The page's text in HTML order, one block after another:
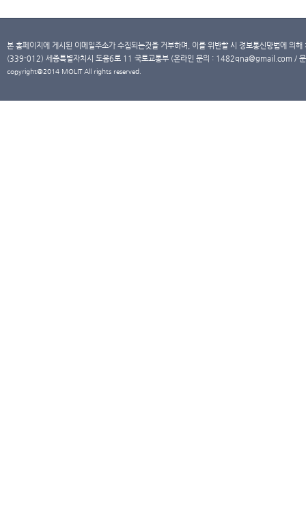
본 홈페이지에 게시된 이메일주소가 수집되는것을 거부하며, 이를 위반할 시 정보통신망법에 의
(339-012) 세종특별자치시 도움6로 11 국토교통부 (온라인 문의 : 1482qna@gmail.com /
copyright@2014 MOLIT All rights reserved.